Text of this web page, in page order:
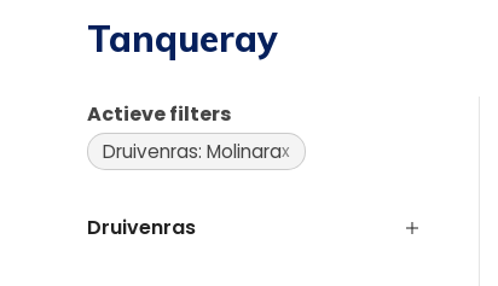
Tanqueray
Actieve filters
Druivenras: Molinara
Druivenras